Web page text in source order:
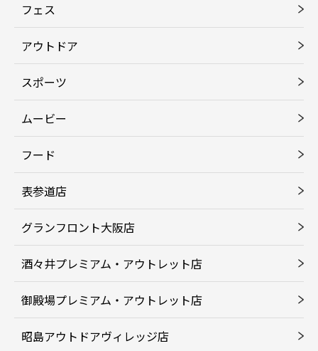
フェス
アウトドア
スポーツ
ムービー
フード
表参道店
グランフロント大阪店
酒々井プレミアム・アウトレット店
御殿場プレミアム・アウトレット店
昭島アウトドアヴィレッジ店